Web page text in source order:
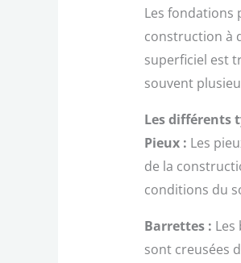
Les fondations
construction à
superficiel est
souvent
Les différents
Pieux : Les
de la
conditions du
Barrettes :
sont creusées